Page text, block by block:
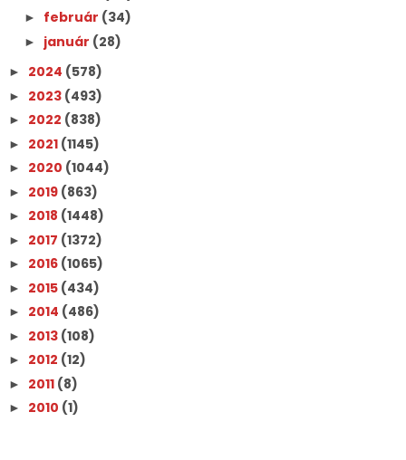
► február (34)
► január (28)
► 2024 (578)
► 2023 (493)
► 2022 (838)
► 2021 (1145)
► 2020 (1044)
► 2019 (863)
► 2018 (1448)
► 2017 (1372)
► 2016 (1065)
► 2015 (434)
► 2014 (486)
► 2013 (108)
► 2012 (12)
► 2011 (8)
► 2010 (1)